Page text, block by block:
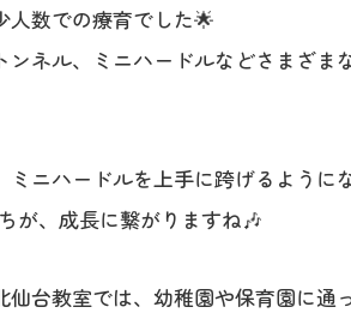
人数での療育でした🌟
ンネル、ミニハードルなどさまざま
ミニハードルを上手に跨げるように
ちが、成長に繋がりますね🎶
仙台教室では、幼稚園や保育園に